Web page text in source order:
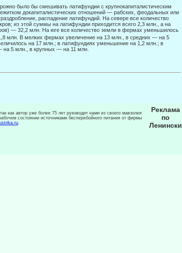
было бы смешивать лати­фундии с крупнокапиталистическим
докапиталистических отношений — рабских, феодальных или
распадение латифундий. На севере все количество
из этой суммы на латифундии приходится всего 2,3 млн., а на
— 32,2 млн. На юге все количество земли в фермах уменьшилось
млн. В мелких фермах увеличение на 13 млн., в средних — на 5
на 17 млн.; в латифундиях уменьшение на 1,2 млн.; в
5 млн., в крупных — на 11 млн.
как автор уже более 75 лет руководит нами из своего мавзолея
состоянии источниками бесперебойного питания от фирмы
.
Реклама
по
Ленински